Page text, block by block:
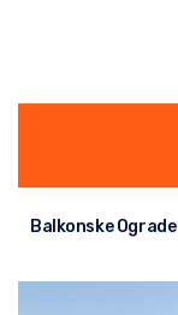
Balkonske Ograde